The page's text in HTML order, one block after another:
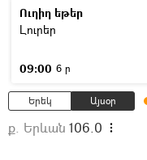
Ուղիղ եթեր
Լուրեր
09:00 6 ր
Երեկ Այսօր
ք. Երևան 106.0